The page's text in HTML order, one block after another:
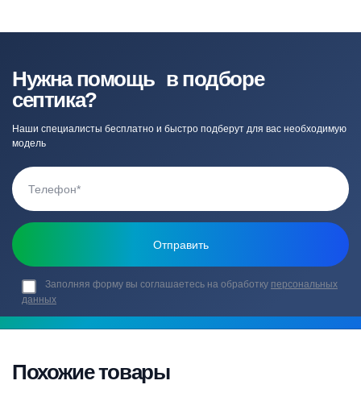
Нужна помощь в подборе
септика?
Наши специалисты бесплатно и быстро подберут для вас необходимую
модель
Заполняя форму вы соглашаетесь на обработку персональных
данных
Похожие товары